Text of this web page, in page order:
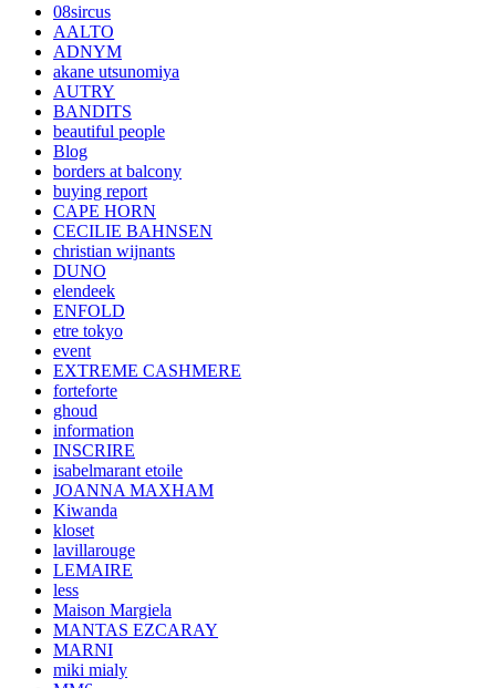
08sircus
AALTO
ADNYM
akane utsunomiya
AUTRY
BANDITS
beautiful people
Blog
borders at balcony
buying report
CAPE HORN
CECILIE BAHNSEN
christian wijnants
DUNO
elendeek
ENFOLD
etre tokyo
event
EXTREME CASHMERE
forteforte
ghoud
information
INSCRIRE
isabelmarant etoile
JOANNA MAXHAM
Kiwanda
kloset
lavillarouge
LEMAIRE
less
Maison Margiela
MANTAS EZCARAY
MARNI
miki mialy